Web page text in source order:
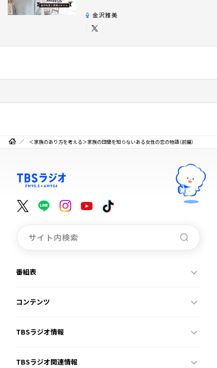
金沢雅美
＜家族のあり方を考える＞家族の団欒を知らないある女性の恋の物語（前編）
番組表
コンテンツ
TBSラジオ情報
TBSラジオ関連情報